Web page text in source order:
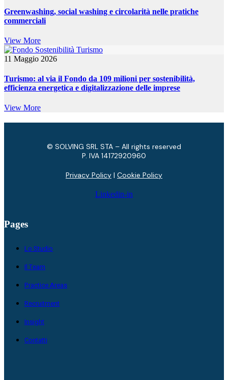
Greenwashing, social washing e circolarità nelle pratiche
commerciali
View More
11 Maggio 2026
Turismo: al via il Fondo da 109 milioni per sostenibilità,
efficienza energetica e digitalizzazione delle imprese
View More
© SOLVING SRL STA – All rights reserved
P. IVA ​14172920960
Privacy Policy | Cookie Policy
Linkedin-in
Pages
Lo Studio
Il Team
Practice Areas
Recruitment
Insight
Contatti